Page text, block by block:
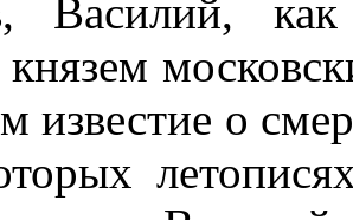
Василий,
известие о